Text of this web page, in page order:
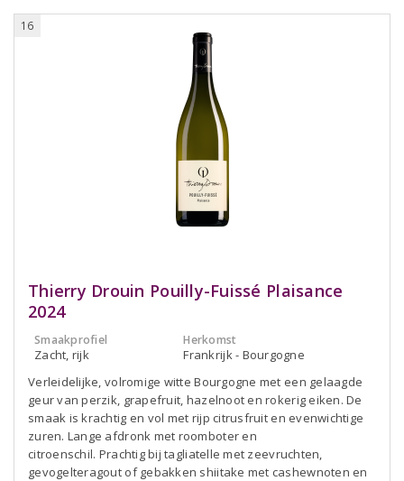
16
Thierry Drouin Pouilly-Fuissé Plaisance
2024
Smaakprofiel
Zacht, rijk
Herkomst
Frankrijk - Bourgogne
Verleidelijke, volromige witte Bourgogne met een gelaagde
geur van perzik, grapefruit, hazelnoot en rokerig eiken. De
smaak is krachtig en vol met rijp citrusfruit en evenwichtige
zuren. Lange afdronk met roomboter en
citroenschil. Prachtig bij tagliatelle met zeevruchten,
gevogelteragout of gebakken shiitake met cashewnoten en